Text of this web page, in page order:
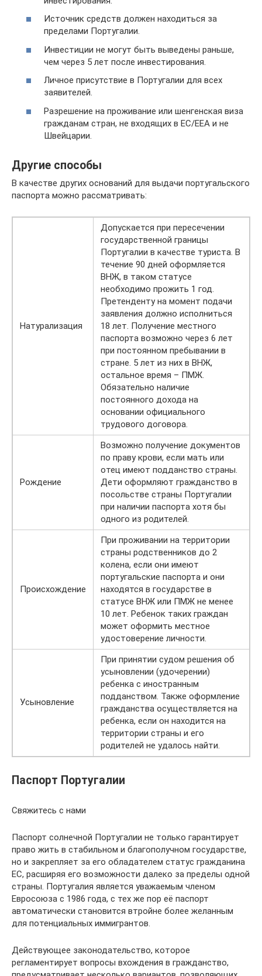
Источник средств должен находиться за
пределами Португалии.
Инвестиции не могут быть выведены раньше,
чем через 5 лет после инвестирования.
Личное присутствие в Португалии для всех
заявителей.
Разрешение на проживание или шенгенская виза
гражданам стран, не входящих в ЕС/EEA и не
Швейцарии.
Другие способы
В качестве других оснований для выдачи португальского
паспорта можно рассматривать:
Натурализация
Допускается при пересечении
государственной границы
Португалии в качестве туриста. В
течение 90 дней оформляется
ВНЖ, в таком статусе
необходимо прожить 1 год.
Претенденту на момент подачи
заявления должно исполниться
18 лет. Получение местного
паспорта возможно через 6 лет
при постоянном пребывании в
стране. 5 лет из них в ВНЖ,
остальное время – ПМЖ.
Обязательно наличие
постоянного дохода на
основании официального
трудового договора.
Рождение
Возможно получение документов
по праву крови, если мать или
отец имеют подданство страны.
Дети оформляют гражданство в
посольстве страны Португалии
при наличии паспорта хотя бы
одного из родителей.
Происхождение
При проживании на территории
страны родственников до 2
колена, если они имеют
португальские паспорта и они
находятся в государстве в
статусе ВНЖ или ПМЖ не менее
10 лет. Ребенок таких граждан
может оформить местное
удостоверение личности.
Усыновление
При принятии судом решения об
усыновлении (удочерении)
ребенка с иностранным
подданством. Также оформление
гражданства осуществляется на
ребенка, если он находится на
территории страны и его
родителей не удалось найти.
Паспорт Португалии
Свяжитесь с нами
Паспорт солнечной Португалии не только гарантирует
право жить в стабильном и благополучном государстве,
но и закрепляет за его обладателем статус гражданина
ЕС, расширяя его возможности далеко за пределы одной
страны. Португалия является уважаемым членом
Евросоюза с 1986 года, с тех же пор её паспорт
автоматически становится втройне более желанным
для потенциальных иммигрантов.
Действующее законодательство, которое
регламентирует вопросы вхождения в гражданство,